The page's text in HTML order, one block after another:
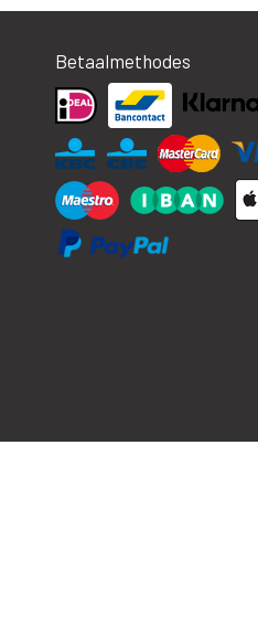
Betaalmethodes